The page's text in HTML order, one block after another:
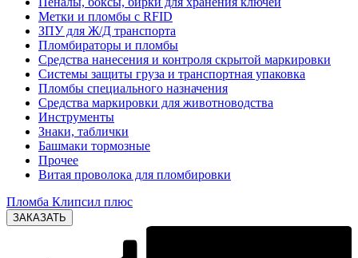
Метки и пломбы с RFID
ЗПУ для Ж/Д транспорта
Пломбираторы и пломбы
Средства нанесения и контроля скрытой маркировки
Системы защиты груза и транспортная упаковка
Пломбы специального назначения
Средства маркировки для животноводства
Инструменты
Знаки, таблички
Башмаки тормозные
Прочее
Витая проволока для пломбировки
Пломба Клипсил плюс